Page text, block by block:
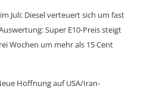
Juli: Diesel verteuert sich um fast
Super E10-Preis steigt
Wochen um mehr als 15 Cent
Hoffnung auf USA/Iran-